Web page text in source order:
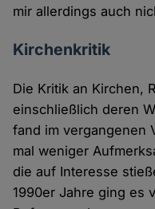
mir allerdings auch
Kirchenkritik
Die Kritik an Kirchen,
einschließlich deren
fand im vergangenen
mal weniger
die auf Interesse
1990er Jahre ging es